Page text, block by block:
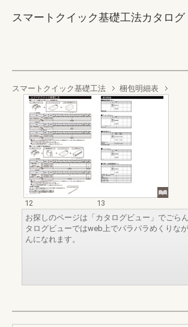
スマートクイック基礎工法カタロ
スマートクイック基礎工法 梱包明細表
12
13
お探しのページは「カタログビュー」でごら
タログビューではweb上でパラパラめくりな
んになれます。